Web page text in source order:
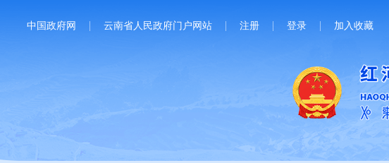
中国政府网 云南省人民政府门户网站 注册 登录 加入收藏